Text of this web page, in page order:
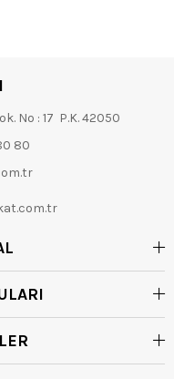
No : 17 P.K. 42050
80